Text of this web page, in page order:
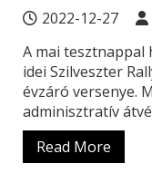
2022-12-27
A mai tesztnappal
idei Szilveszter
évzáró versenye.
adminisztratív
Read More